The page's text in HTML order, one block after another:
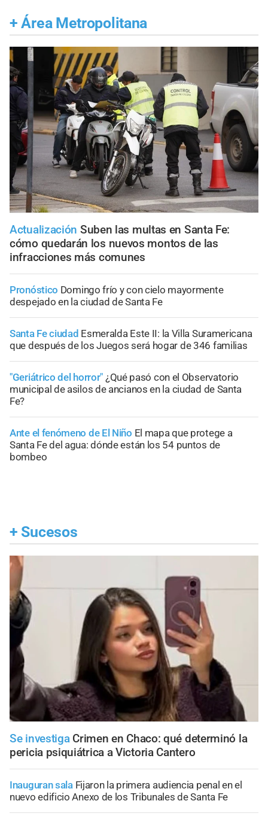
+ Área Metropolitana
Actualización Suben las multas en Santa Fe:
cómo quedarán los nuevos montos de las
infracciones más comunes
Pronóstico Domingo frío y con cielo mayormente
despejado en la ciudad de Santa Fe
Santa Fe ciudad Esmeralda Este II: la Villa Suramericana
que después de los Juegos será hogar de 346 familias
"Geriátrico del horror" ¿Qué pasó con el Observatorio
municipal de asilos de ancianos en la ciudad de Santa
Fe?
Ante el fenómeno de El Niño El mapa que protege a
Santa Fe del agua: dónde están los 54 puntos de
bombeo
+ Sucesos
Se investiga Crimen en Chaco: qué determinó la
pericia psiquiátrica a Victoria Cantero
Inauguran sala Fijaron la primera audiencia penal en el
nuevo edificio Anexo de los Tribunales de Santa Fe